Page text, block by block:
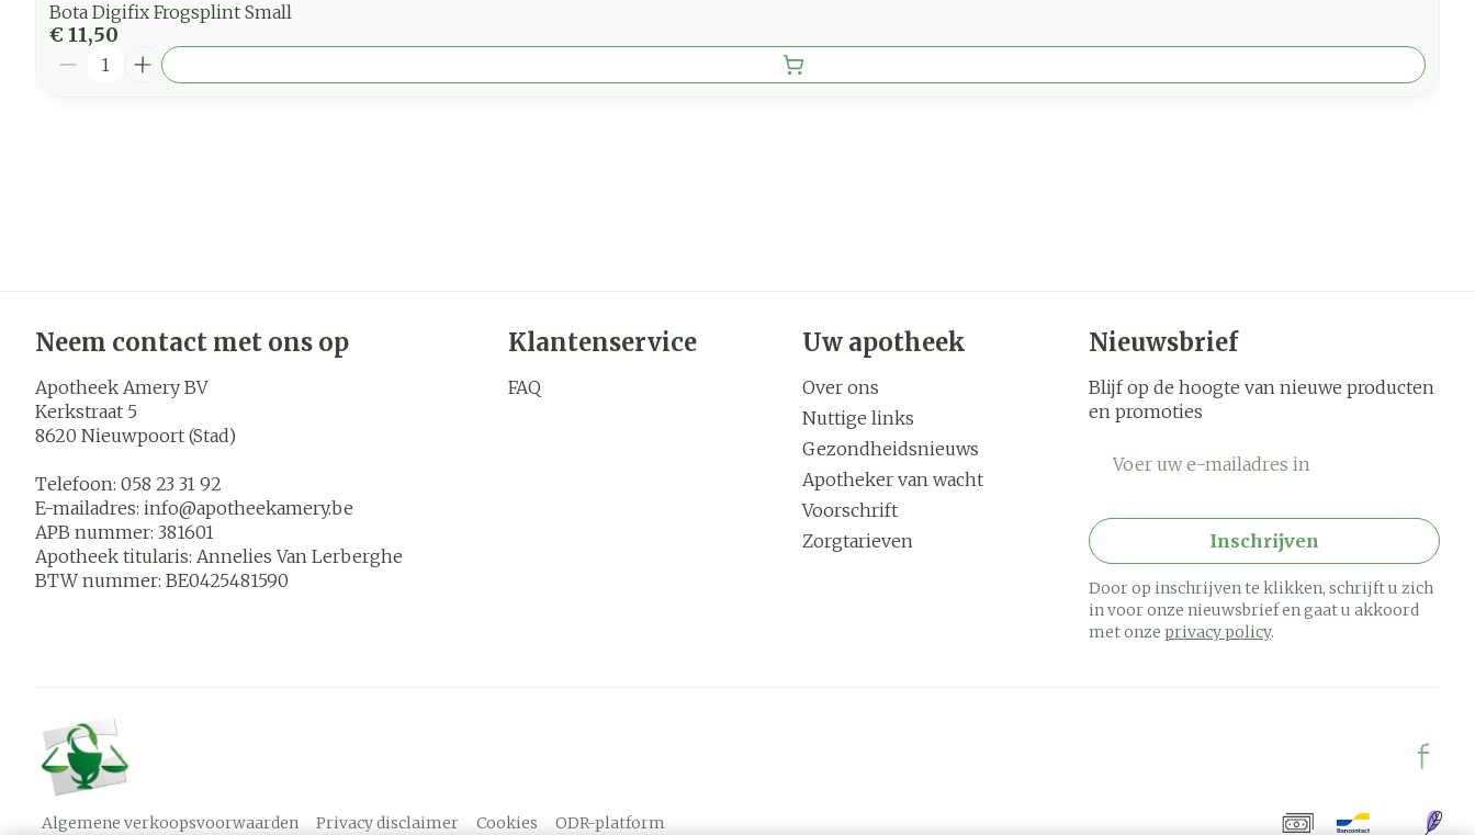
Bota Digifix Frogsplint Small
€ 11,50
Aantal
Neem contact met ons op
Apotheek Amery BV
Kerkstraat 5
8620 Nieuwpoort (Stad)
Telefoon: 058 23 31 92
E-mailadres: info@apotheekamery.be
APB nummer: 381601
Apotheek titularis: Annelies Van Lerberghe
BTW nummer: BE0425481590
Klantenservice
FAQ
Uw apotheek
Over ons
Nuttige links
Gezondheidsnieuws
Apotheker van wacht
Voorschrift
Zorgtarieven
Nieuwsbrief
Blijf op de hoogte van nieuwe producten
en promoties
Inschrijven
Door op inschrijven te klikken, schrijft u zich
in voor onze nieuwsbrief en gaat u akkoord
met onze privacy policy.
Algemene verkoopsvoorwaarden Privacy disclaimer Cookies ODR-platform